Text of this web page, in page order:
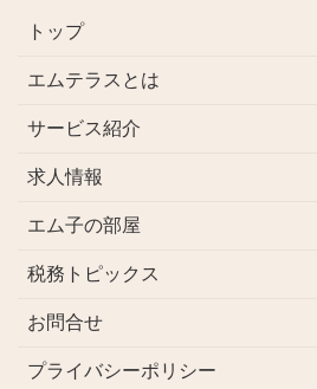
トップ
エムテラスとは
サービス紹介
求人情報
エム子の部屋
税務トピックス
お問合せ
プライバシーポリシー